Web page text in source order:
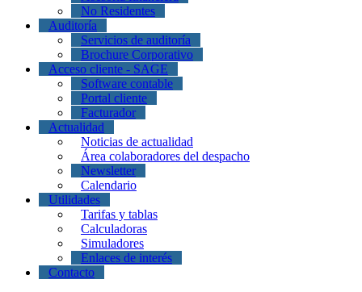
No Residentes
Auditoría
Servicios de auditoría
Brochure Corporativo
Acceso cliente - SAGE
Software contable
Portal cliente
Facturador
Actualidad
Noticias de actualidad
Área colaboradores del despacho
Newsletter
Calendario
Utilidades
Tarifas y tablas
Calculadoras
Simuladores
Enlaces de interés
Contacto